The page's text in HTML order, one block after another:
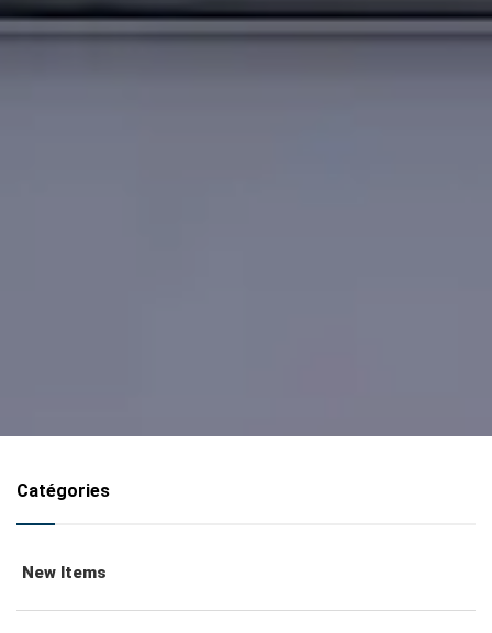
Catégories
New Items